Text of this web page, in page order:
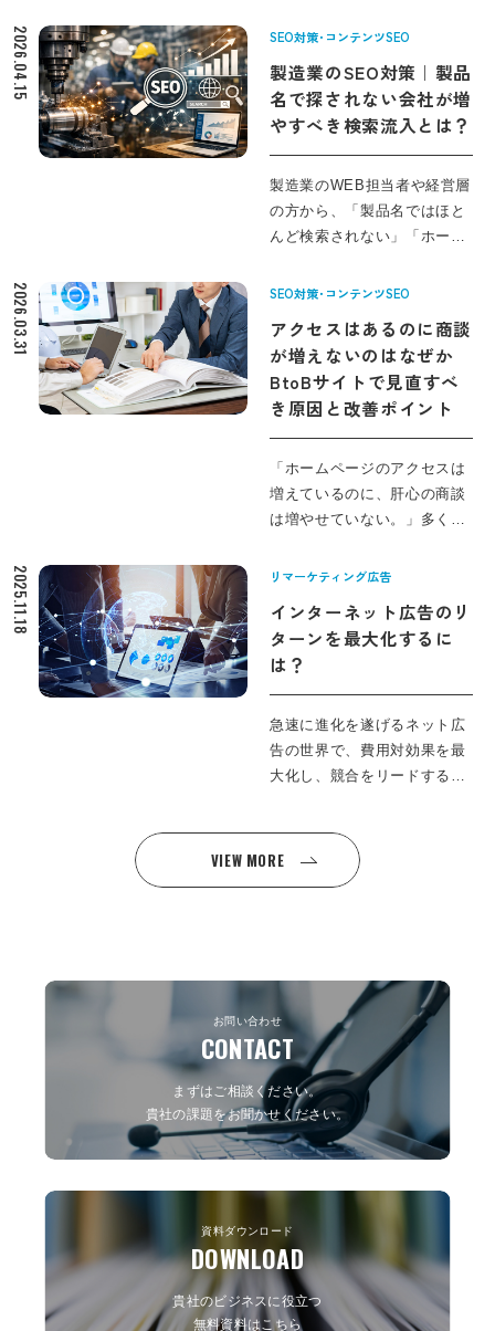
の経営者・ご担当者のため
割を整理し、自社に合う集
客・販促媒体の比較軸を具体
的にまとめました。 Web広告
と紙媒体の比較、テレビ
CM・交通広告などの使いど
ころ、BtoB企業ならではの営
業プロセスとの相性、限られ
み合わせ方まで「広告の出し
「どのタイミングで外部パー
トナーに相談すべきか」を判
断できる実務的な視点から、
順番に整理していきます。
2026.04.15 SEO対策･コンテンツSEO
製造業のSEO対策｜製品
名で探されない会社が増
やすべき検索流入とは？
製造業のWEB担当者や経営層
の方から、「製品名ではほと
んど検索されない」「ホーム
せが増えない」という声をよ
らの流入を増やそうとSEO対
策に取り組んでも、アクセス
ばかり増えて肝心の商談や引
き合いにつながらないケース
も少なくありません。 本記事
では、製造業が「製品名」で
指名されない前提に立ち、用
途・課題・技術といった“製品
検索流入を設計すべきかを整
せにつながる検索ニーズの見
極め方、コンテンツの作り
方、導線設計、そして外注判
断のポイントまで、株式会社
JOTOがBtoBの現場で支援し
てきた視点から具体的に解説
していきます。
2026.03.31 SEO対策･コンテンツSEO
アクセスはあるのに商談
が増えないのはなぜか
BtoBサイトで見直すべ
き原因と改善ポイント
「ホームページのアクセスは
増えているのに、肝心の商談
は増やせていない。」多くの
は、単にアクセス数の問題で
ーゲット設定、導線設計に原
因があることがほとんどで
す。 本記事では、問い合わせ
はあるのに商談につながらな
い、営業や売り込みばかりが
来てしまう、といった典型的
な症状から、自社サイトのど
すためのコンテンツ・SEO・
マーケティングオートメーシ
す。
2025.11.18 リマーケティング広告
インターネット広告のリ
ターンを最大化するに
は？
急速に進化を遂げるネット広
告の世界で、費用対効果を最
大化し、競合をリードするた
ット理解やクリエイティブの
精度、最新のデータ分析手法
精度向上、配信プラットフォ
ームの最適な組み合わせ、そ
してLP（ランディングペー
ジ）設計による顧客体験の強
化など、取り組むべき施策は
多岐にわたります。 本記事で
は、JOTOの豊富な知見・先
進事例に基づき、インターネ
するための実践的なノウハウ
や新たな成長機会を余すこと
なくご紹介します。“ネット広
告の効果が頭打ち”と感じてい
る方も、最新の施策とトレン
VIEW MORE
資料ダウンロード
DOWNLOAD
貴社のビジネスに役立つ
無料資料はこちら
お問い合わせ
CONTACT
まずはご相談ください。
貴社の課題をお聞かせください。